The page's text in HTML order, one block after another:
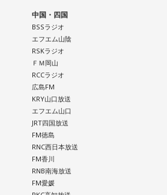
中国・四国
BSSラジオ
エフエム山陰
RSKラジオ
ＦＭ岡山
RCCラジオ
広島FM
KRY山口放送
エフエム山口
JRT四国放送
FM徳島
RNC西日本放送
FM香川
RNB南海放送
FM愛媛